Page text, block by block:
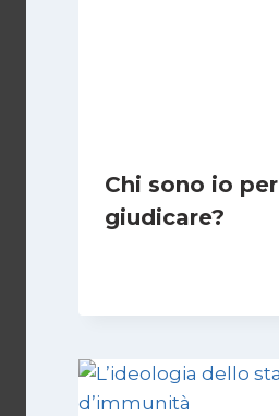
Chi sono io per
giudicare?